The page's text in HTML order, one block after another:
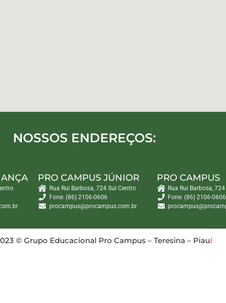
NOSSOS ENDEREÇOS:
PRO CAMPUS JÚNIOR
Rua Rui Barbosa, 724 Sul Centro
Fone: (86) 2106-0606
procampus@procampus.com.br
PRO CAMPUS
Rua Rui Barbosa,
Fone: (86) 2106-0606
© Grupo Educacional Pro Campus – Teresina – Piauí